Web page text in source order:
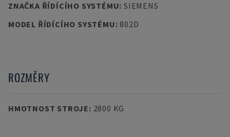
ZNAČKA ŘÍDÍCÍHO SYSTÉMU: SIEMENS
MODEL ŘÍDÍCÍHO SYSTÉMU: 802D
ROZMĚRY
HMOTNOST STROJE: 2800 KG